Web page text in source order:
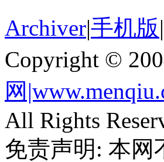
Archiver|手机版|
Copyright ©
网
All Rights
免责声明: 本网